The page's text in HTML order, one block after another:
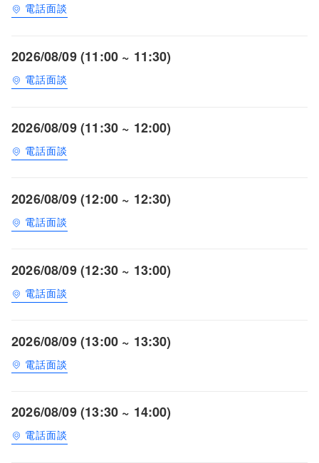
電話面談
2026/08/09 (11:00 ~ 11:30)
電話面談
2026/08/09 (11:30 ~ 12:00)
電話面談
2026/08/09 (12:00 ~ 12:30)
電話面談
2026/08/09 (12:30 ~ 13:00)
電話面談
2026/08/09 (13:00 ~ 13:30)
電話面談
2026/08/09 (13:30 ~ 14:00)
電話面談